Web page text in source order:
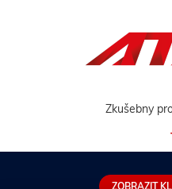
Zkušebny
ZOBRAZIT